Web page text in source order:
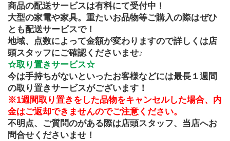
商品の配送サービスは有料にて受付中！
大型の家電や家具。重たいお品物等ご購入の際はぜひ
とも配送サービスで！
地域、点数によって金額が変わりますので詳しくは店
頭スタッフにご確認くださいませ♪
☆取り置きサービス☆
今は手持ちがないといったお客様などには最長１週間
の取り置きサービスがございます！
※1週間取り置きをした品物をキャンセルした場合、内
金はご返却できませんのでご注意ください。
不明点、ご質問のがある際は店頭スタッフ、当店へお
問合せくださいませ！